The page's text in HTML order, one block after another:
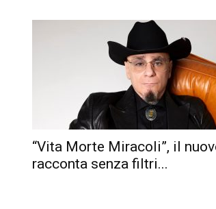
“Vita Morte Miracoli”, il
racconta senza filtri...